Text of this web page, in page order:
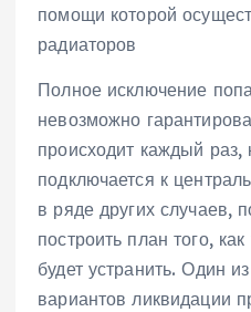
помощи которой
радиаторов
Полное исключение
невозможно
происходит каждый раз,
подключается к
в ряде других случаев,
построить план того,
будет устранить. Один
вариантов ликвидации